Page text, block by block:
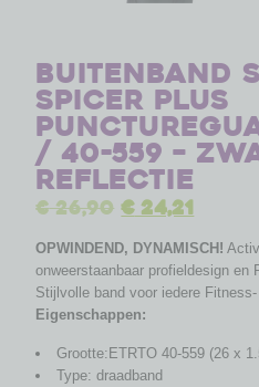
Buitenband
Spicer Plus
/ 40-559 –
reflectie
€26,90 €24,21
OPWINDEND, DYNAMISCH!
onweerstaanbaar profieldesign en
Stijlvolle band voor iedere
Eigenschappen:
Grootte:ETRTO 40-559 (26 x
Type: draadband